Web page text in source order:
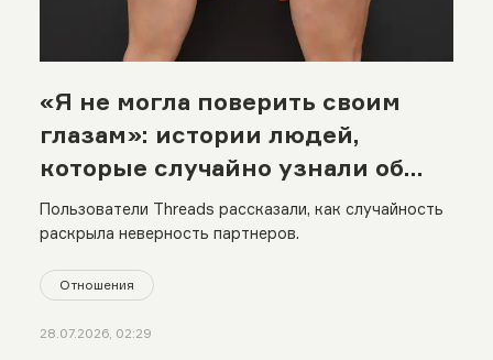
«Я не могла поверить своим
глазам»: истории людей,
которые случайно узнали об
измене
Пользователи Threads рассказали, как случайность
раскрыла неверность партнеров.
Отношения
28.07.2026, 02:29